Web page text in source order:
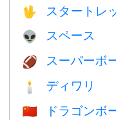
🖖 スタートレ
👽 スペース
🏈 スーパーボ
🕯 ディワリ
🇨🇳 ドラゴンボ